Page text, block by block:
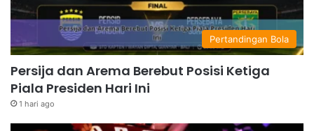
Pertandingan Bola
Persija dan Arema Berebut Posisi Ketiga
Piala Presiden Hari Ini
1 hari ago